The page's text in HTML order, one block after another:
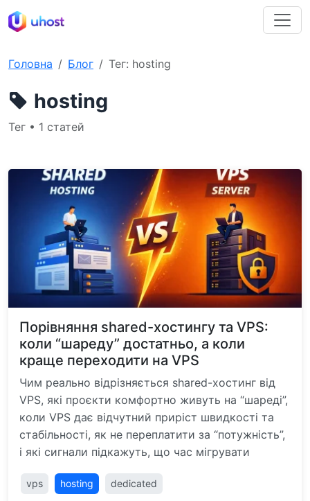
Головна Блог Тег: hosting
hosting
Тег • 1 статей
Порівняння shared-хостингу та VPS:
коли “шареду” достатньо, а коли
краще переходити на VPS
Чим реально відрізняється shared-хостинг від
VPS, які проєкти комфортно живуть на “шареді”,
коли VPS дає відчутний приріст швидкості та
стабільності, як не переплатити за “потужність”,
і які сигнали підкажуть, що час мігрувати
vps hosting dedicated